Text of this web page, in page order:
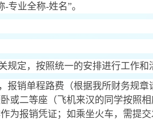
-专业全称-姓名”。
定，按照统一的安排进行工作和
报销单程路费（根据我所财务规
或二等座（飞机来汉的同学按照
为报销凭证；如乘坐火车，需提